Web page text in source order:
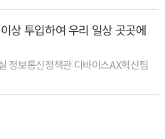
상 투입하여 우리 일상 곳곳에
정보통신정책관 디바이스AX혁신팀